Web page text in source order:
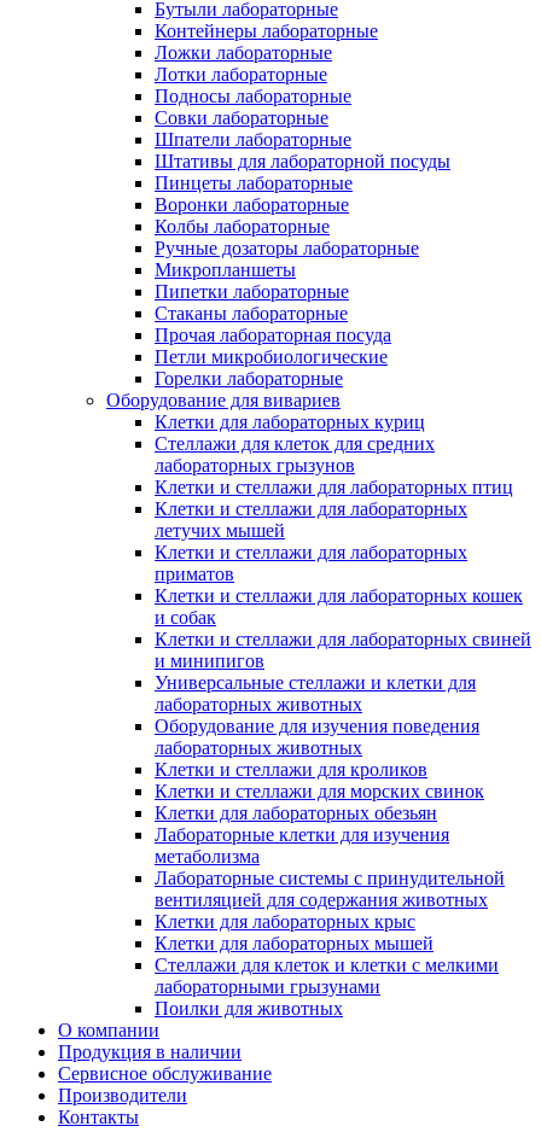
Бутыли лабораторные
Контейнеры лабораторные
Ложки лабораторные
Лотки лабораторные
Подносы лабораторные
Совки лабораторные
Шпатели лабораторные
Штативы для лабораторной посуды
Пинцеты лабораторные
Воронки лабораторные
Колбы лабораторные
Ручные дозаторы лабораторные
Микропланшеты
Пипетки лабораторные
Стаканы лабораторные
Прочая лабораторная посуда
Петли микробиологические
Горелки лабораторные
Оборудование для вивариев
Клетки для лабораторных куриц
Стеллажи для клеток для средних
лабораторных грызунов
Клетки и стеллажи для лабораторных птиц
Клетки и стеллажи для лабораторных
летучих мышей
Клетки и стеллажи для лабораторных
приматов
Клетки и стеллажи для лабораторных кошек
и собак
Клетки и стеллажи для лабораторных свиней
и минипигов
Универсальные стеллажи и клетки для
лабораторных животных
Оборудование для изучения поведения
лабораторных животных
Клетки и стеллажи для кроликов
Клетки и стеллажи для морских свинок
Клетки для лабораторных обезьян
Лабораторные клетки для изучения
метаболизма
Лабораторные системы с принудительной
вентиляцией для содержания животных
Клетки для лабораторных крыс
Клетки для лабораторных мышей
Стеллажи для клеток и клетки с мелкими
лабораторными грызунами
Поилки для животных
О компании
Продукция в наличии
Сервисное обслуживание
Производители
Контакты